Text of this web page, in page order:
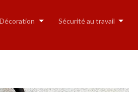
Sécurité au travail